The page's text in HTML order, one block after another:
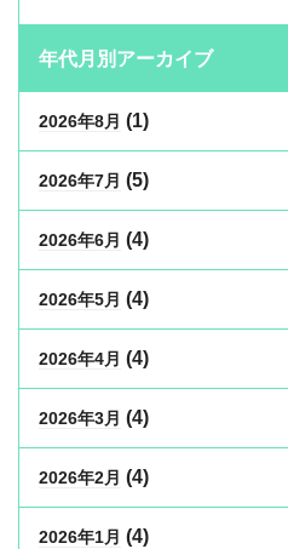
年代月別アーカイブ
2026年8月 (1)
2026年7月 (5)
2026年6月 (4)
2026年5月 (4)
2026年4月 (4)
2026年3月 (4)
2026年2月 (4)
2026年1月 (4)